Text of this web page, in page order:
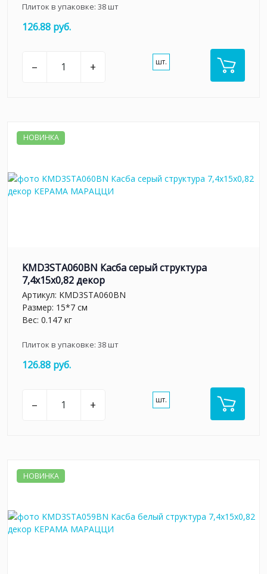
Плиток в упаковке: 38шт
126.88 руб.
– + шт.
НОВИНКА
KMD3STA060BN Касба серый структура
7,4x15x0,82 декор
Артикул: KMD3STA060BN
Размер: 15*7 см
Вес: 0.147 кг
Плиток в упаковке: 38шт
126.88 руб.
– + шт.
НОВИНКА